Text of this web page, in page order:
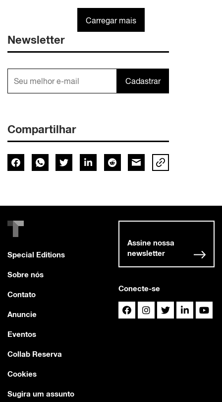
Carregar mais
Newsletter
Cadastrar
Compartilhar
Special Editions
Sobre nós
Contato
Anuncie
Eventos
Collab Reserva
Cookies
Sugira um assunto
Conecte-se
Assine nossa
newsletter